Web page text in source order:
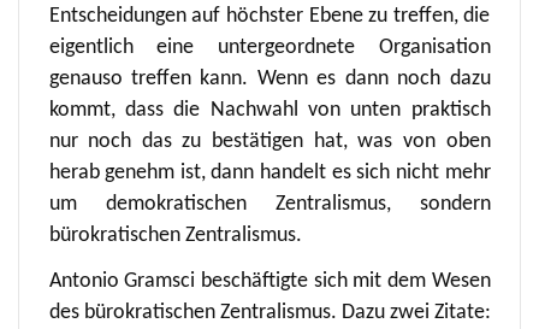
Entscheidungen auf höchster Ebene zu treffen, die
eigentlich eine untergeordnete Organisation
genauso treffen kann. Wenn es dann noch dazu
kommt, dass die Nachwahl von unten praktisch
nur noch das zu bestätigen hat, was von oben
herab genehm ist, dann handelt es sich nicht mehr
um demokratischen Zentralismus, sondern
bürokratischen Zentralismus.
Antonio Gramsci beschäftigte sich mit dem Wesen
des bürokratischen Zentralismus. Dazu zwei Zitate: